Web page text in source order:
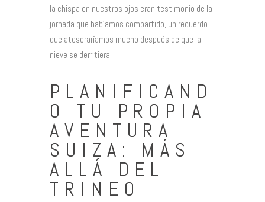
la chispa en nuestros ojos eran testimonio de la
jornada que habíamos compartido, un recuerdo
que atesoraríamos mucho después de que la
nieve se derritiera.
PLANIFICAND
O TU PROPIA
AVENTURA
SUIZA: MÁS
ALLÁ DEL
TRINEO